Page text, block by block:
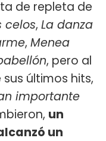
de repleta de
celos, La danza
, Menea
, pero al
últimos hits,
importante
un
un